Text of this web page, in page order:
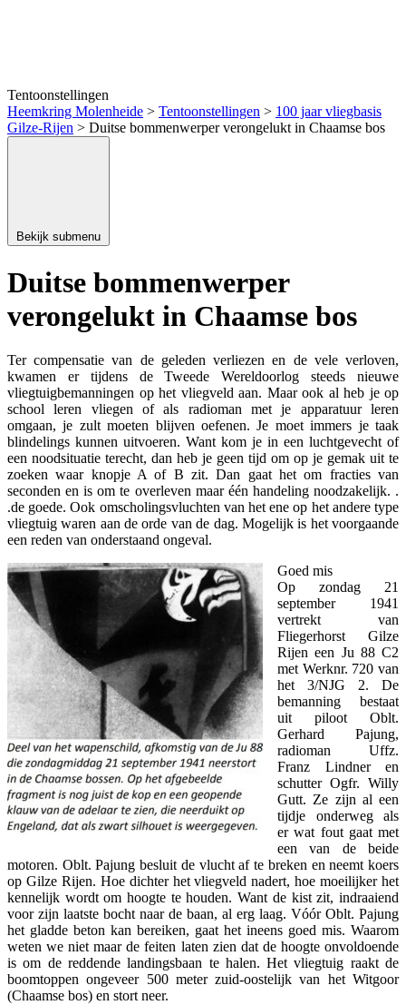
Tijdmachine
Tentoonstellingen
Tentoonstellingen
Heemkring Molenheide > Tentoonstellingen > 100 jaar vliegbasis
Gilze-Rijen > Duitse bommenwerper verongelukt in Chaamse bos
Bekijk submenu
Duitse bommenwerper
verongelukt in Chaamse bos
Ter compensatie van de geleden verliezen en de vele verloven,
kwamen er tijdens de Tweede Wereldoorlog steeds nieuwe
vliegtuigbemanningen op het vliegveld aan. Maar ook al heb je op
school leren vliegen of als radioman met je apparatuur leren
omgaan, je zult moeten blijven oefenen. Je moet immers je taak
blindelings kunnen uitvoeren. Want kom je in een luchtgevecht of
een noodsituatie terecht, dan heb je geen tijd om op je gemak uit te
zoeken waar knopje A of B zit. Dan gaat het om fracties van
seconden en is om te overleven maar één handeling noodzakelijk. .
.de goede. Ook omscholingsvluchten van het ene op het andere type
vliegtuig waren aan de orde van de dag. Mogelijk is het voorgaande
een reden van onderstaand ongeval.
Goed mis
Op zondag 21
september 1941
vertrekt van
Fliegerhorst Gilze
Rijen een Ju 88 C2
met Werknr. 720 van
het 3/NJG 2. De
bemanning bestaat
uit piloot Oblt.
Gerhard Pajung,
radioman Uffz.
Franz Lindner en
schutter Ogfr. Willy
Gutt. Ze zijn al een
tijdje onderweg als
er wat fout gaat met
een van de beide
motoren. Oblt. Pajung besluit de vlucht af te breken en neemt koers
op Gilze Rijen. Hoe dichter het vliegveld nadert, hoe moeilijker het
kennelijk wordt om hoogte te houden. Want de kist zit, indraaiend
voor zijn laatste bocht naar de baan, al erg laag. Vóór Oblt. Pajung
het gladde beton kan bereiken, gaat het ineens goed mis. Waarom
weten we niet maar de feiten laten zien dat de hoogte onvoldoende
is om de reddende landingsbaan te halen. Het vliegtuig raakt de
boomtoppen ongeveer 500 meter zuid-oostelijk van het Witgoor
(Chaamse bos) en stort neer.